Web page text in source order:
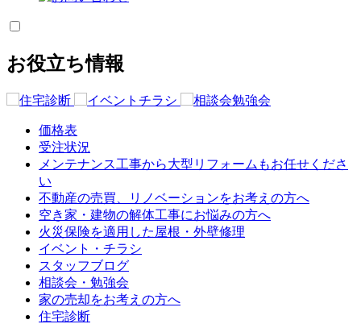
お役立ち情報
価格表
受注状況
メンテナンス工事から大型リフォームもお任せくださ
い
不動産の売買、リノベーションをお考えの方へ
空き家・建物の解体工事にお悩みの方へ
火災保険を適用した屋根・外壁修理
イベント・チラシ
スタッフブログ
相談会・勉強会
家の売却をお考えの方へ
住宅診断